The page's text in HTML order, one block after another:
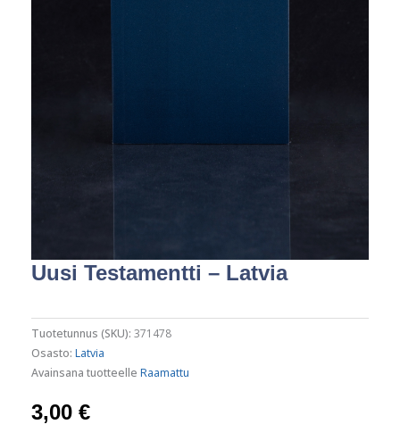
Uusi Testamentti – Latvia
Tuotetunnus (SKU): 371478
Osasto: Latvia
Avainsana tuotteelle Raamattu
3,00 €